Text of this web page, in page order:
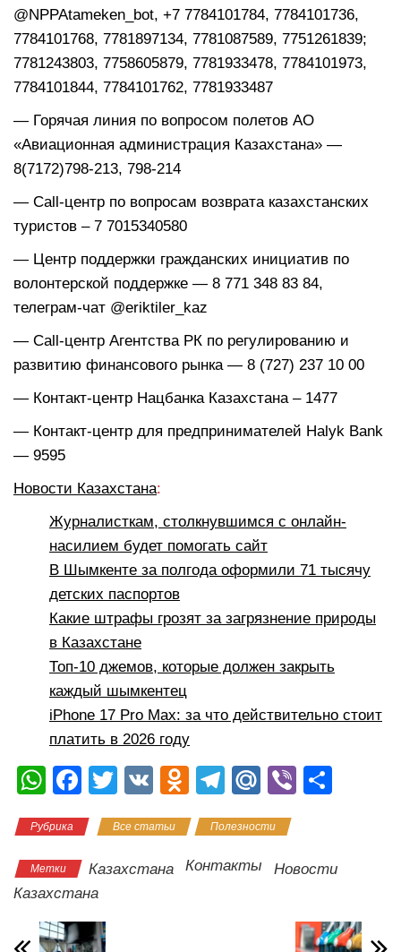
@NPPAtameken_bot, +7 7784101784, 7784101736,
7784101768, 7781897134, 7781087589, 7751261839;
7781243803, 7758605879, 7781933478, 7784101973,
7784101844, 7784101762, 7781933487
— Горячая линия по вопросом полетов АО
«Авиационная администрация Казахстана» —
8(7172)798-213, 798-214
— Call-центр по вопросам возврата казахстанских
туристов – 7 7015340580
— Центр поддержки гражданских инициатив по
волонтерской поддержке — 8 771 348 83 84,
телеграм-чат @eriktiler_kaz
— Call-центр Агентства РК по регулированию и
развитию финансового рынка — 8 (727) 237 10 00
— Контакт-центр Нацбанка Казахстана – 1477
— Контакт-центр для предпринимателей Halyk Bank
— 9595
Новости Казахстана:
Журналисткам, столкнувшимся с онлайн-
насилием будет помогать сайт
В Шымкенте за полгода оформили 71 тысячу
детских паспортов
Какие штрафы грозят за загрязнение природы
в Казахстане
Топ-10 джемов, которые должен закрыть
каждый шымкентец
iPhone 17 Pro Max: за что действительно стоит
платить в 2026 году
W
at
s
A
p
F
c
e
b
o
T
tt
er
V
O
n
o
T
e
gr
M
.R
u
Vi
а
и
Рубрика Все статьи Полезности
Метки Казахстана Контакты
Новости
Казахстана